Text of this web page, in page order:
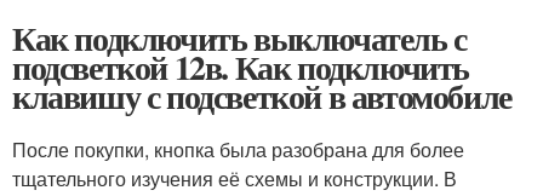
Как подключить выключатель с
подсветкой 12в. Как подключить
клавишу с подсветкой в автомобиле
После покупки, кнопка была разобрана для более
тщательного изучения её схемы и конструкции. В